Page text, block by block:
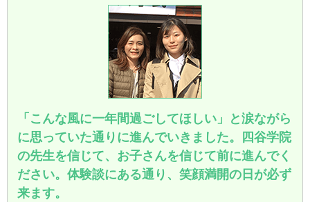
「こんな風に一年間過ごしてほしい」と涙ながら
に思っていた通りに進んでいきました。四谷学院
の先生を信じて、お子さんを信じて前に進んでく
ださい。体験談にある通り、笑顔満開の日が必ず
来ます。